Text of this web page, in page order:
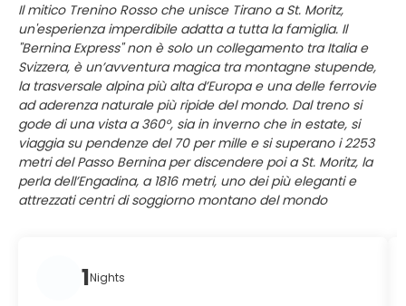
Il mitico Trenino Rosso che unisce Tirano a St. Moritz,
un'esperienza imperdibile adatta a tutta la famiglia. Il
"Bernina Express" non è solo un collegamento tra Italia e
Svizzera, è un’avventura magica tra montagne stupende,
la trasversale alpina più alta d’Europa e una delle ferrovie
ad aderenza naturale più ripide del mondo. Dal treno si
gode di una vista a 360°, sia in inverno che in estate, si
viaggia su pendenze del 70 per mille e si superano i 2253
metri del Passo Bernina per discendere poi a St. Moritz, la
perla dell’Engadina, a 1816 metri, uno dei più eleganti e
attrezzati centri di soggiorno montano del mondo
1Nights